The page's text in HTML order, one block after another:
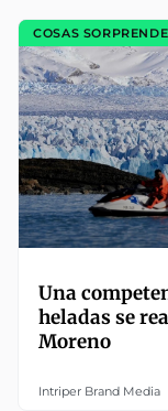
COSAS
Una
heladas se
Moreno
Intriper Brand Media